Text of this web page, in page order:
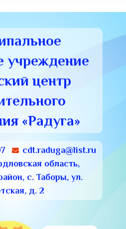
учреждение
центр
«Радуга»
cdt.raduga@list.ru
область,
с. Таборы, ул.
д. 2